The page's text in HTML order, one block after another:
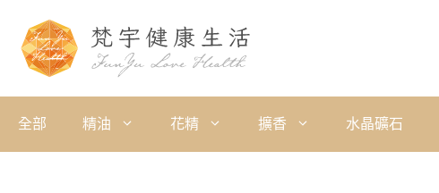
全部 精油 花精 擴香 水晶礦石